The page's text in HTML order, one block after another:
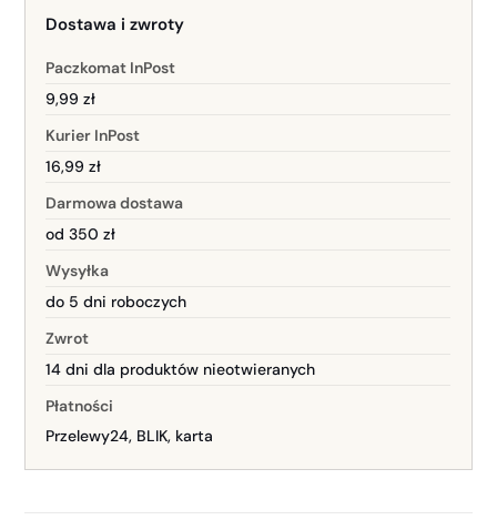
Dostawa i zwroty
Paczkomat InPost
9,99 zł
Kurier InPost
16,99 zł
Darmowa dostawa
od 350 zł
Wysyłka
do 5 dni roboczych
Zwrot
14 dni dla produktów nieotwieranych
Płatności
Przelewy24, BLIK, karta